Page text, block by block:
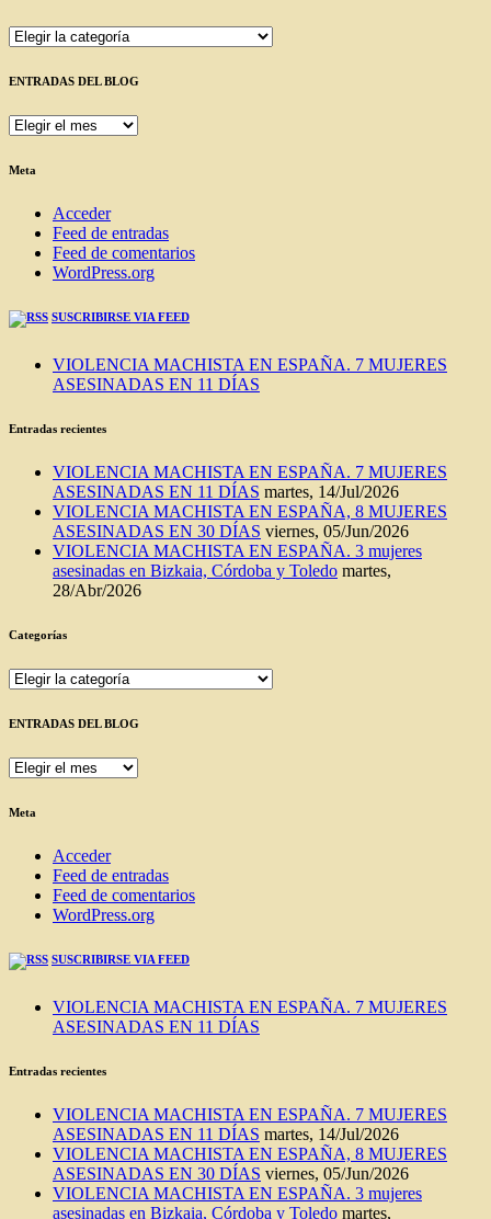
Categorías
ENTRADAS DEL BLOG
ENTRADAS
BLOG
Meta
Acceder
Feed de entradas
Feed de comentarios
WordPress.org
SUSCRIBIRSE VIA FEED
VIOLENCIA MACHISTA EN ESPAÑA. 7 MUJERES
ASESINADAS EN 11 DÍAS
Entradas recientes
VIOLENCIA MACHISTA EN ESPAÑA. 7 MUJERES
ASESINADAS EN 11 DÍAS martes, 14/Jul/2026
VIOLENCIA MACHISTA EN ESPAÑA, 8 MUJERES
ASESINADAS EN 30 DÍAS viernes, 05/Jun/2026
VIOLENCIA MACHISTA EN ESPAÑA. 3 mujeres
asesinadas en Bizkaia, Córdoba y Toledo martes,
28/Abr/2026
Categorías
Categorías
ENTRADAS DEL BLOG
ENTRADAS
BLOG
Meta
Acceder
Feed de entradas
Feed de comentarios
WordPress.org
SUSCRIBIRSE VIA FEED
VIOLENCIA MACHISTA EN ESPAÑA. 7 MUJERES
ASESINADAS EN 11 DÍAS
Entradas recientes
VIOLENCIA MACHISTA EN ESPAÑA. 7 MUJERES
ASESINADAS EN 11 DÍAS martes, 14/Jul/2026
VIOLENCIA MACHISTA EN ESPAÑA, 8 MUJERES
ASESINADAS EN 30 DÍAS viernes, 05/Jun/2026
VIOLENCIA MACHISTA EN ESPAÑA. 3 mujeres
asesinadas en Bizkaia, Córdoba y Toledo martes,